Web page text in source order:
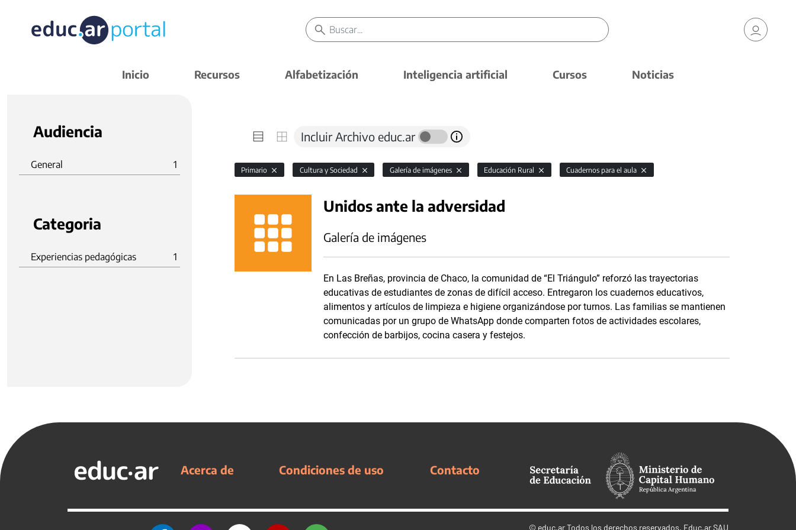
Inicio Recursos Alfabetización Inteligencia artificial Cursos Noticias
Audiencia
General 1
Categoria
Experiencias pedagógicas 1
Incluir Archivo educ.ar
Primario Cultura y Sociedad Galería de imágenes Educación Rural Cuadernos para el aula
Unidos ante la adversidad
Galería de imágenes
En Las Breñas, provincia de Chaco, la comunidad de “El Triángulo” reforzó las trayectorias
educativas de estudiantes de zonas de difícil acceso. Entregaron los cuadernos educativos,
alimentos y artículos de limpieza e higiene organizándose por turnos. Las familias se mantienen
comunicadas por un grupo de WhatsApp donde comparten fotos de actividades escolares,
confección de barbijos, cocina casera y festejos.
Acerca de Condiciones de uso Contacto
© educ.arTodos los derechos reservados. Educ.ar SAU